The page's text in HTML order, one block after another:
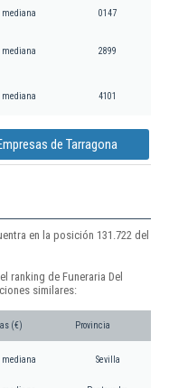
mediana 0147
mediana 2899
mediana 4101
de Tarragona
en la posición 131.722 del
ranking de Funeraria Del
similares:
(€) Provincia
mediana Sevilla